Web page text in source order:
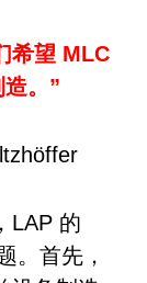
希望 MLC
。”
LAP 的
。首先，